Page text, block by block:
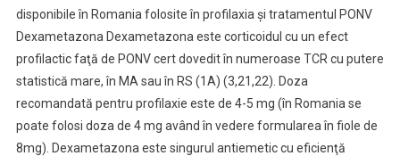
disponibile în Romania folosite în profilaxia şi tratamentul PONV
Dexametazona Dexametazona este corticoidul cu un efect
profilactic faţă de PONV cert dovedit în numeroase TCR cu putere
statistică mare, în MA sau în RS (1A) (3,21,22). Doza
recomandată pentru profilaxie este de 4-5 mg (în Romania se
poate folosi doza de 4 mg având în vedere formularea în fiole de
8mg). Dexametazona este singurul antiemetic cu eficienţă